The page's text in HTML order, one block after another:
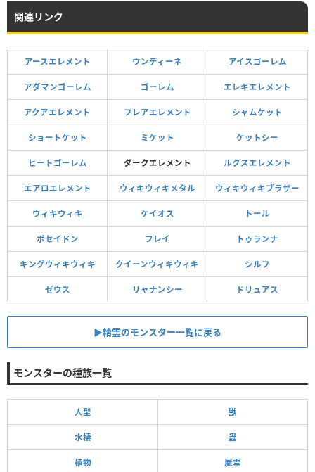
関連リンク
アースエレメント ウンディーネ アイスゴーレム
アダマンゴーレム ゴーレム エレキエレメント
アクアエレメント フレアエレメント シャムケット
ショートケット ミケット ケットシー
ヒートゴーレム ダークエレメント ルクスエレメント
エアロエレメント ウィキウィキメタル ウィキウィキブラザー
ウィキウィキ ケイオス トール
ポセイドン フレイ トゥランナ
キングウィキウィキ クイーンウィキウィキ シルフ
ゼウス リャナンシー ドリュアス
▶︎精霊のモンスター一覧に戻る
モンスターの種族一覧
人型 獣
水棲 蟲
植物 屍霊